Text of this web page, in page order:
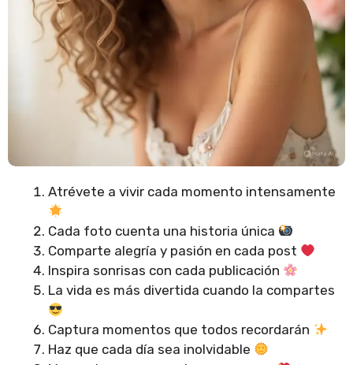
Atrévete a vivir cada momento intensamente
Cada foto cuenta una historia única
Comparte alegría y pasión en cada post
Inspira sonrisas con cada publicación
La vida es más divertida cuando la compartes
Captura momentos que todos recordarán
Haz que cada día sea inolvidable